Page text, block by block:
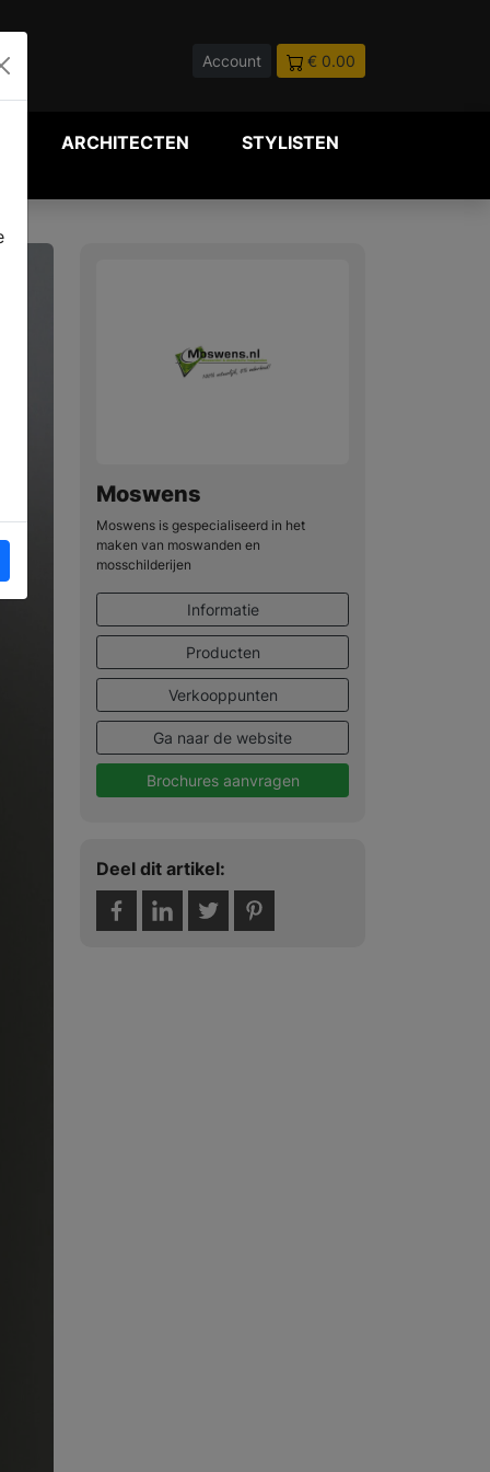
Account € 0.00
ARCHITECTEN STYLISTEN
Moswens
Moswens is gespecialiseerd in het
maken van moswanden en
mosschilderijen
Informatie
Producten
Verkooppunten
Ga naar de website
Brochures aanvragen
Deel dit artikel: